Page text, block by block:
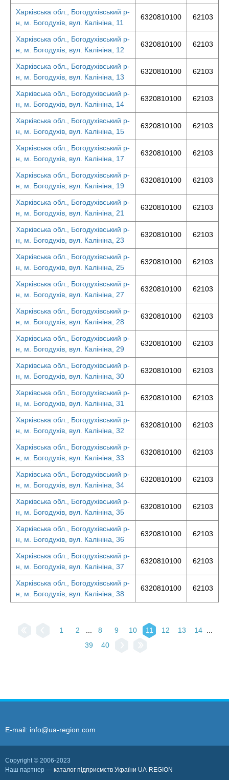
Харківська обл., Богодухівський р-
н, м. Богодухів, вул. Калініна, 11
6320810100 62103
Харківська обл., Богодухівський р-
н, м. Богодухів, вул. Калініна, 12
6320810100 62103
Харківська обл., Богодухівський р-
н, м. Богодухів, вул. Калініна, 13
6320810100 62103
Харківська обл., Богодухівський р-
н, м. Богодухів, вул. Калініна, 14
6320810100 62103
Харківська обл., Богодухівський р-
н, м. Богодухів, вул. Калініна, 15
6320810100 62103
Харківська обл., Богодухівський р-
н, м. Богодухів, вул. Калініна, 17
6320810100 62103
Харківська обл., Богодухівський р-
н, м. Богодухів, вул. Калініна, 19
6320810100 62103
Харківська обл., Богодухівський р-
н, м. Богодухів, вул. Калініна, 21
6320810100 62103
Харківська обл., Богодухівський р-
н, м. Богодухів, вул. Калініна, 23
6320810100 62103
Харківська обл., Богодухівський р-
н, м. Богодухів, вул. Калініна, 25
6320810100 62103
Харківська обл., Богодухівський р-
н, м. Богодухів, вул. Калініна, 27
6320810100 62103
Харківська обл., Богодухівський р-
н, м. Богодухів, вул. Калініна, 28
6320810100 62103
Харківська обл., Богодухівський р-
н, м. Богодухів, вул. Калініна, 29
6320810100 62103
Харківська обл., Богодухівський р-
н, м. Богодухів, вул. Калініна, 30
6320810100 62103
Харківська обл., Богодухівський р-
н, м. Богодухів, вул. Калініна, 31
6320810100 62103
Харківська обл., Богодухівський р-
н, м. Богодухів, вул. Калініна, 32
6320810100 62103
Харківська обл., Богодухівський р-
н, м. Богодухів, вул. Калініна, 33
6320810100 62103
Харківська обл., Богодухівський р-
н, м. Богодухів, вул. Калініна, 34
6320810100 62103
Харківська обл., Богодухівський р-
н, м. Богодухів, вул. Калініна, 35
6320810100 62103
Харківська обл., Богодухівський р-
н, м. Богодухів, вул. Калініна, 36
6320810100 62103
Харківська обл., Богодухівський р-
н, м. Богодухів, вул. Калініна, 37
6320810100 62103
Харківська обл., Богодухівський р-
н, м. Богодухів, вул. Калініна, 38
6320810100 62103
1 2 8 9 10 11 12 13 14
39
40
E-mail: info@ua-region.com
Copyright © 2006-2023
Наш партнер — каталог підприємств України UA-REGION